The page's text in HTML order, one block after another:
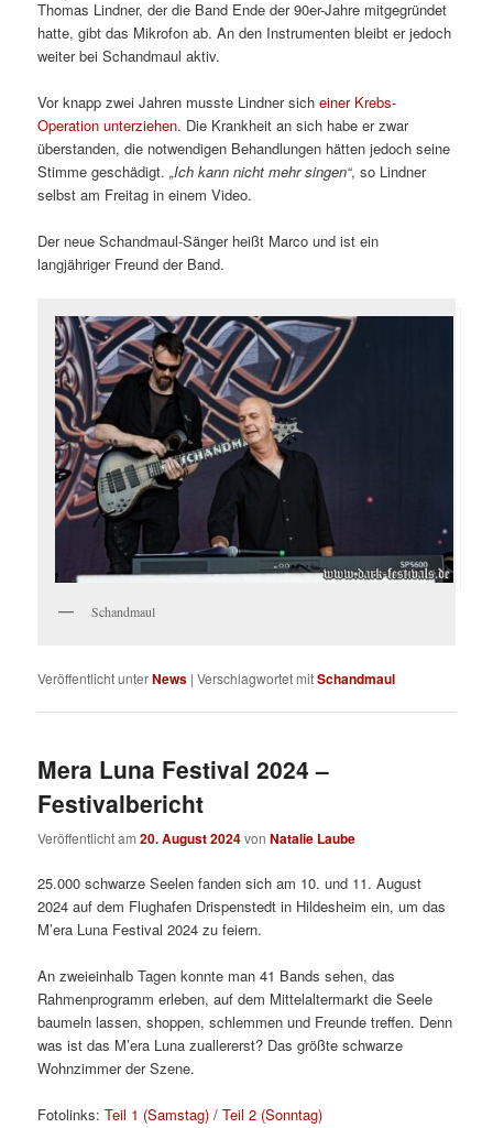
Thomas Lindner, der die Band Ende der 90er-Jahre mitgegründet
hatte, gibt das Mikrofon ab. An den Instrumenten bleibt er jedoch
weiter bei Schandmaul aktiv.
Vor knapp zwei Jahren musste Lindner sicheiner Krebs-
Operation unterziehen. Die Krankheit an sich habe er zwar
überstanden, die notwendigen Behandlungen hätten jedoch seine
Stimme geschädigt.„Ich kann nicht mehr singen“, so Lindner
selbst am Freitag in einem Video.
Der neue Schandmaul-Sänger heißt Marco und ist ein
langjähriger Freund der Band.
Schandmaul
Veröffentlicht unterNews |Verschlagwortet mitSchandmaul
Mera Luna Festival 2024 –
Festivalbericht
Veröffentlicht am20. August 2024vonNatalie Laube
25.000 schwarze Seelen fanden sich am 10. und 11. August
2024 auf dem Flughafen Drispenstedt in Hildesheim ein, um das
M’era Luna Festival 2024 zu feiern.
An zweieinhalb Tagen konnte man 41 Bands sehen, das
Rahmenprogramm erleben, auf dem Mittelaltermarkt die Seele
baumeln lassen, shoppen, schlemmen und Freunde treffen. Denn
was ist das M’era Luna zuallererst? Das größte schwarze
Wohnzimmer der Szene.
Fotolinks:Teil 1 (Samstag) /Teil 2 (Sonntag)